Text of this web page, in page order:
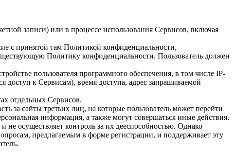
записи) или в процессе использования Сервисов, включая
с принятой там Политикой конфиденциальности,
Политику конфиденциальности, Пользователь должен
пользователя программного обеспечения, в том числе IP-
доступ к Сервисам), время доступа, адрес запрашиваемой
отдельных Сервисов.
за сайты третьих лиц, на которые пользователь может перейти
информация, а также могут совершаться иные действия.
не осуществляет контроль за их дееспособностью. Однако
предлагаемым в форме регистрации, и поддерживает эту